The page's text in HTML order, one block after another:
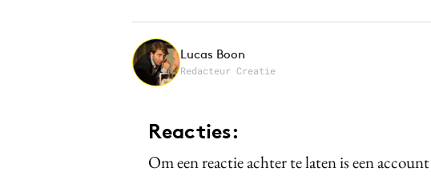
Lucas Boon
Redacteur Creatie
Reacties:
Om een reactie achter te laten is een